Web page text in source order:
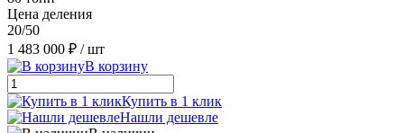
Цена деления
20/50
1 483 000 ₽ / шт
В корзину
Купить в 1 клик
Нашли дешевле